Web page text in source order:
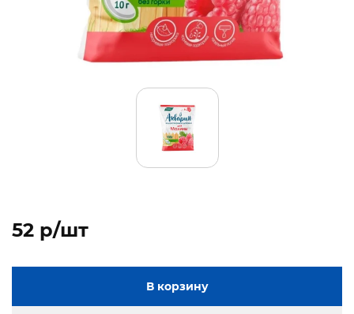
52 p/шт
В корзину